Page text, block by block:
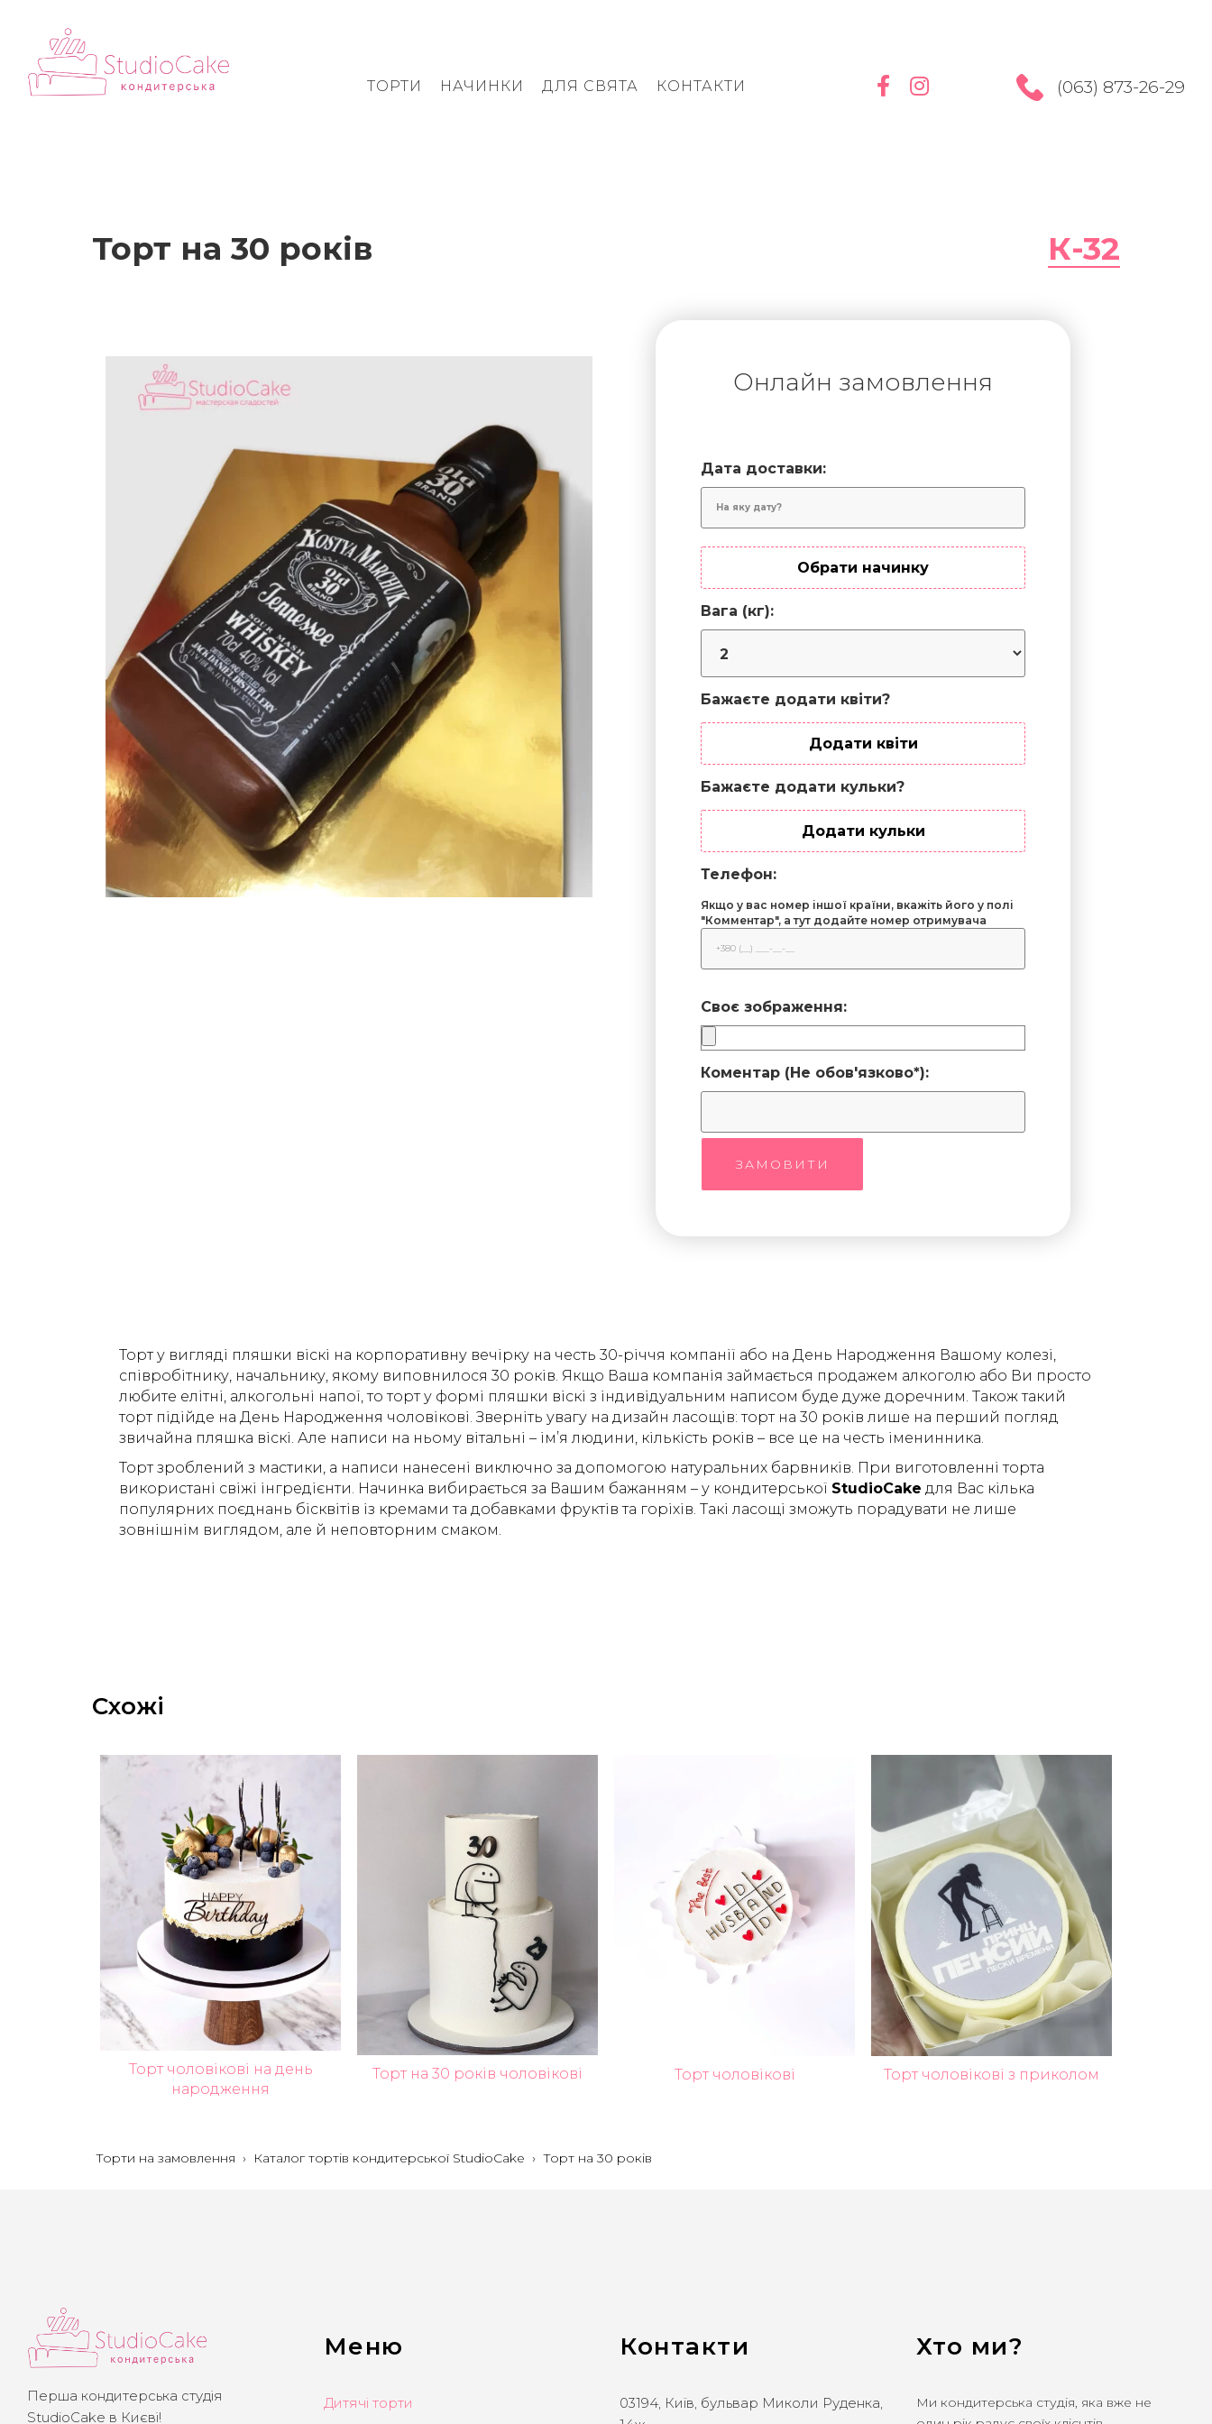
ТОРТИ НАЧИНКИ ДЛЯ СВЯТА КОНТАКТИ (063) 873-26-29
Торт на 30 років К-32
Онлайн замовлення
Дата доставки:
Обрати начинку
Вага (кг):
Бажаєте додати квіти?
Додати квіти
Бажаєте додати кульки?
Додати кульки
Телефон:
Якщо у вас номер іншої країни, вкажіть його у полі
"Комментар", а тут додайте номер отримувача
Своє зображення:
Коментар (Не обов'язково*):
Торт у вигляді пляшки віскі на корпоративну вечірку на честь 30-річчя компанії або на День Народження Вашому колезі,
співробітнику, начальнику, якому виповнилося 30 років. Якщо Ваша компанія займається продажем алкоголю або Ви просто
любите елітні, алкогольні напої, то торт у формі пляшки віскі з індивідуальним написом буде дуже доречним. Також такий
торт підійде на День Народження чоловікові. Зверніть увагу на дизайн ласощів: торт на 30 років лише на перший погляд
звичайна пляшка віскі. Але написи на ньому вітальні – ім’я людини, кількість років – все це на честь іменинника.
Торт зроблений з мастики, а написи нанесені виключно за допомогою натуральних барвників. При виготовленні торта
використані свіжі інгредієнти. Начинка вибирається за Вашим бажанням – у кондитерської StudioCake для Вас кілька
популярних поєднань бісквітів із кремами та добавками фруктів та горіхів. Такі ласощі зможуть порадувати не лише
зовнішнім виглядом, але й неповторним смаком.
Схожі
Торт чоловікові на день
народження
Торт на 30 років чоловікові Торт чоловікові Торт чоловікові з приколом
Торти на замовлення › Каталог тортів кондитерської StudioCake › Торт на 30 років
Перша кондитерська студія
StudioCake в Києві!
Меню
Дитячі торти
Контакти
03194, Київ, бульвар Миколи Руденка,
Хто ми?
Ми кондитерська студія, яка вже не